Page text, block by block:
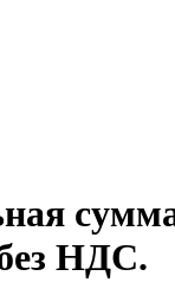
НДС.